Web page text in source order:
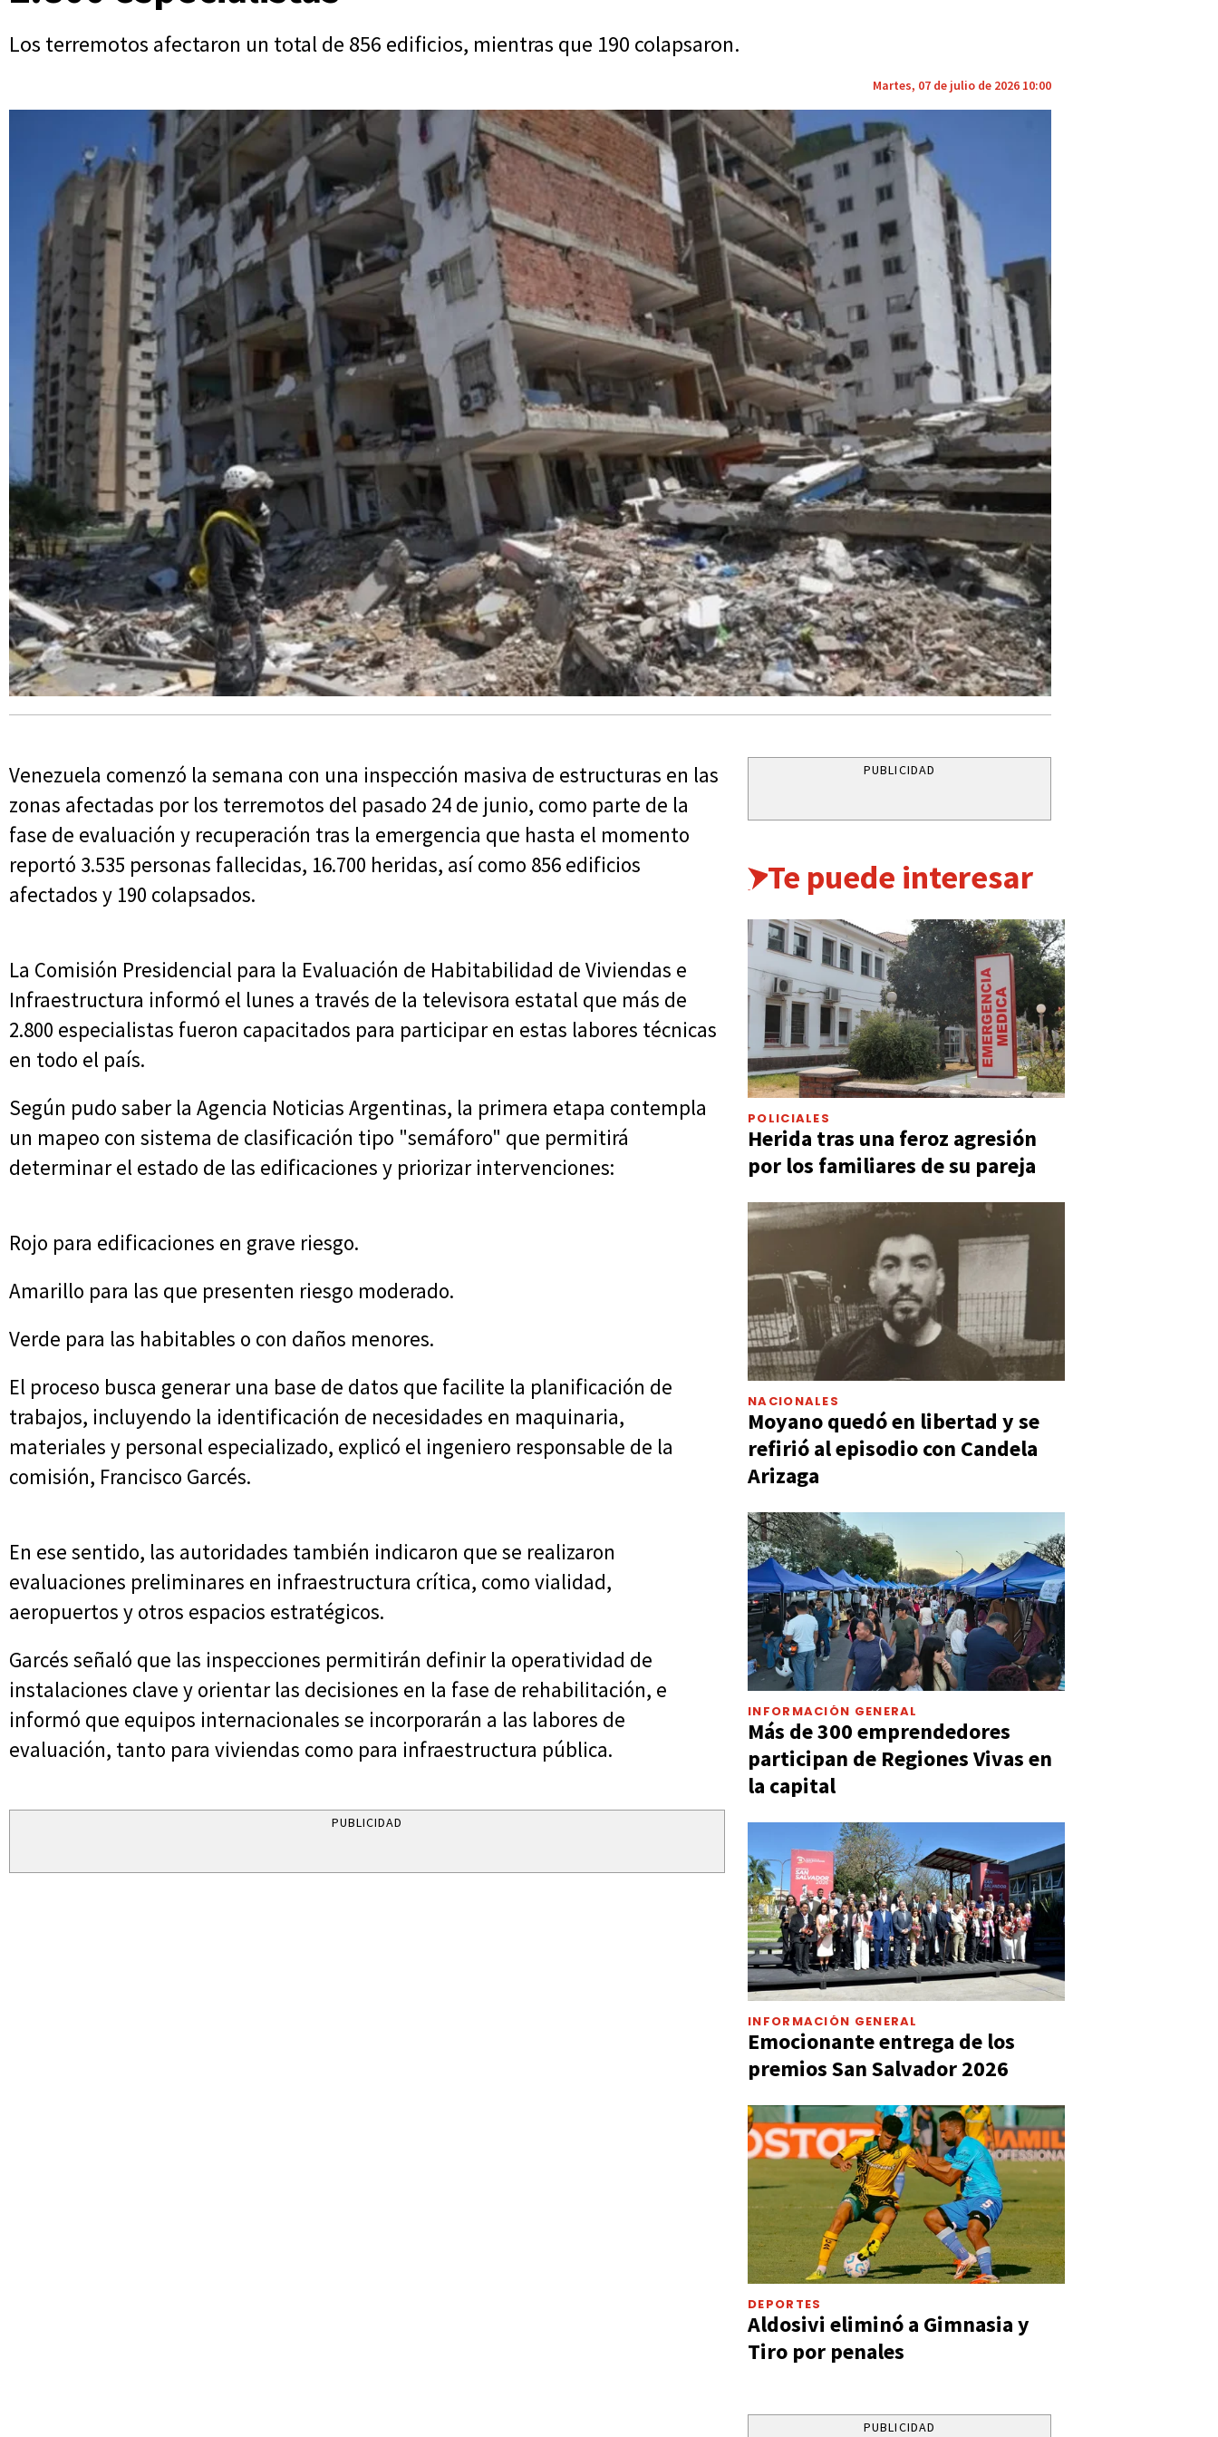
Los terremotos afectaron un total de 856 edificios, mientras que 190 colapsaron.
Martes, 07 de julio de 2026 10:00
Venezuela comenzó la semana con una inspección masiva de estructuras en las
zonas afectadas por los terremotos del pasado 24 de junio, como parte de la
fase de evaluación y recuperación tras la emergencia que hasta el momento
reportó 3.535 personas fallecidas, 16.700 heridas, así como 856 edificios
afectados y 190 colapsados.
La Comisión Presidencial para la Evaluación de Habitabilidad de Viviendas e
Infraestructura informó el lunes a través de la televisora estatal que más de
2.800 especialistas fueron capacitados para participar en estas labores técnicas
en todo el país.
Según pudo saber la Agencia Noticias Argentinas, la primera etapa contempla
un mapeo con sistema de clasificación tipo "semáforo" que permitirá
determinar el estado de las edificaciones y priorizar intervenciones:
Rojo para edificaciones en grave riesgo.
Amarillo para las que presenten riesgo moderado.
Verde para las habitables o con daños menores.
El proceso busca generar una base de datos que facilite la planificación de
trabajos, incluyendo la identificación de necesidades en maquinaria,
materiales y personal especializado, explicó el ingeniero responsable de la
comisión, Francisco Garcés.
En ese sentido, las autoridades también indicaron que se realizaron
evaluaciones preliminares en infraestructura crítica, como vialidad,
aeropuertos y otros espacios estratégicos.
Garcés señaló que las inspecciones permitirán definir la operatividad de
instalaciones clave y orientar las decisiones en la fase de rehabilitación, e
informó que equipos internacionales se incorporarán a las labores de
evaluación, tanto para viviendas como para infraestructura pública.
PUBLICIDAD
PUBLICIDAD
Te puede interesar
POLICIALES
Herida tras una feroz agresión
por los familiares de su pareja
NACIONALES
Moyano quedó en libertad y se
refirió al episodio con Candela
Arizaga
INFORMACIÓN GENERAL
Más de 300 emprendedores
participan de Regiones Vivas en
la capital
INFORMACIÓN GENERAL
Emocionante entrega de los
premios San Salvador 2026
DEPORTES
Aldosivi eliminó a Gimnasia y
Tiro por penales
PUBLICIDAD